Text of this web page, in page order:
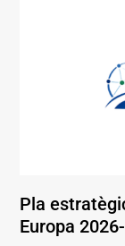
Pla
Europa